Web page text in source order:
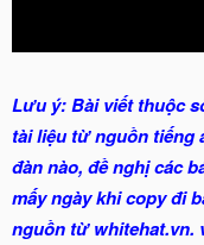
Lưu ý: Bài viết thuộc
tài liệu từ nguồn tiếng
đàn nào, đề nghị các
mấy ngày khi copy đi
nguồn từ whitehat.vn.